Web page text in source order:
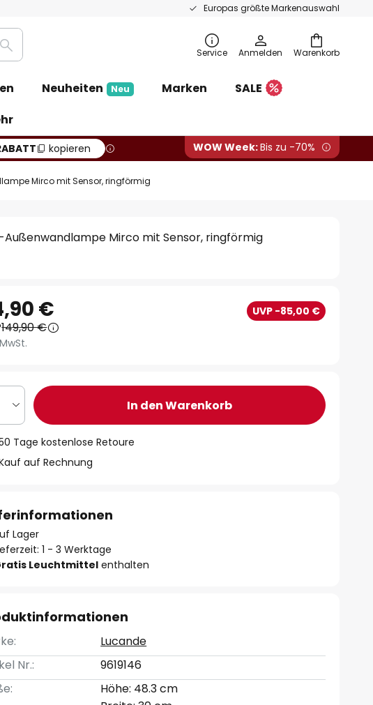
Europas größte Markenauswahl
Warenkorb
Suche Service Anmelden
Neuheiten Neu Marken
SALE
kopieren WOW Week:Bis zu -70%
Mirco mit Sensor, ringförmig
Außenwandlampe Mirco mit Sensor, ringförmig
€ UVP -85,00 €
149,90 €
In den Warenkorb
Tage kostenlose Retoure
auf Rechnung
Lager
1 - 3 Werktage
Leuchtmittelenthalten
Lucande
Nr.:
9619146
Höhe: 48.3 cm